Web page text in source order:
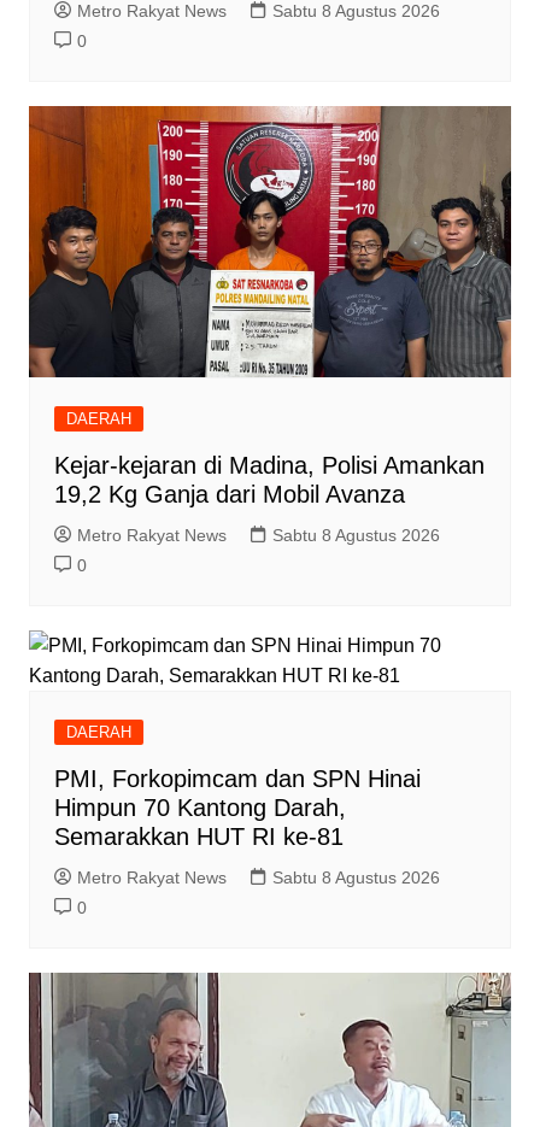
Metro Rakyat News
Sabtu 8 Agustus 2026
0
DAERAH
Kejar-kejaran di Madina, Polisi Amankan
19,2 Kg Ganja dari Mobil Avanza
Metro Rakyat News
Sabtu 8 Agustus 2026
0
DAERAH
PMI, Forkopimcam dan SPN Hinai
Himpun 70 Kantong Darah,
Semarakkan HUT RI ke-81
Metro Rakyat News
Sabtu 8 Agustus 2026
0